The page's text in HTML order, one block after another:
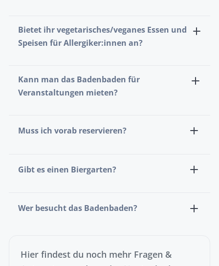
Bietet ihr vegetarisches/veganes Essen und
Speisen für Allergiker:innen an?
Kann man das Badenbaden für
Veranstaltungen mieten?
Muss ich vorab reservieren?
Gibt es einen Biergarten?
Wer besucht das Badenbaden?
Hier findest du noch mehr Fragen &